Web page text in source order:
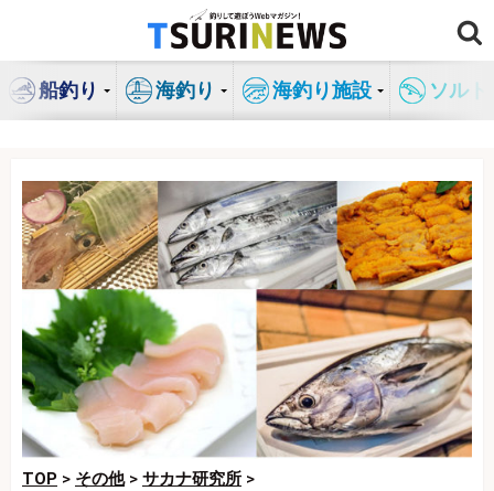
ン
船釣り 海釣り 海釣り施設 ソル
TOP > その他> サカナ研究所 >